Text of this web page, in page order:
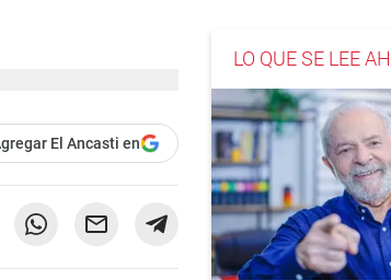
El Ancasti en
LO QUE SE LEE